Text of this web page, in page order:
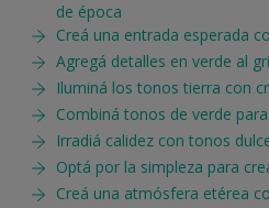
de época
Creá una entrada esperada
Agregá detalles en verde al
Iluminá los tonos tierra con
Combiná tonos de verde
Irradiá calidez con tonos
Optá por la simpleza para
Creá una atmósfera etérea